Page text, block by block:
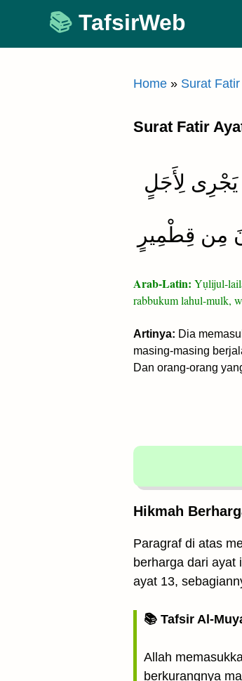
content
TafsirWeb
Home » Surat Fatir
Surat Fatir
يَجْرِى لِأَجَلٍ
مِن قِطْمِيرٍ
Arab-Latin: Yụlijul-
rabbukum lahul-mulk,
Artinya: Dia
masing-masing
Dan orang-orang
Hikmah
Paragraf di atas
berharga dari ayat
ayat 13,
📚 Tafsir Al-
Allah
berkurangnya